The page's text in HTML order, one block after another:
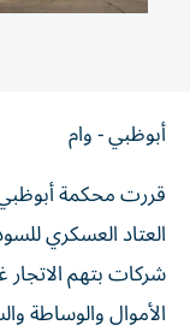
أبوظبي - وام
قررت محكمة أبوظبي
شركات بتهم